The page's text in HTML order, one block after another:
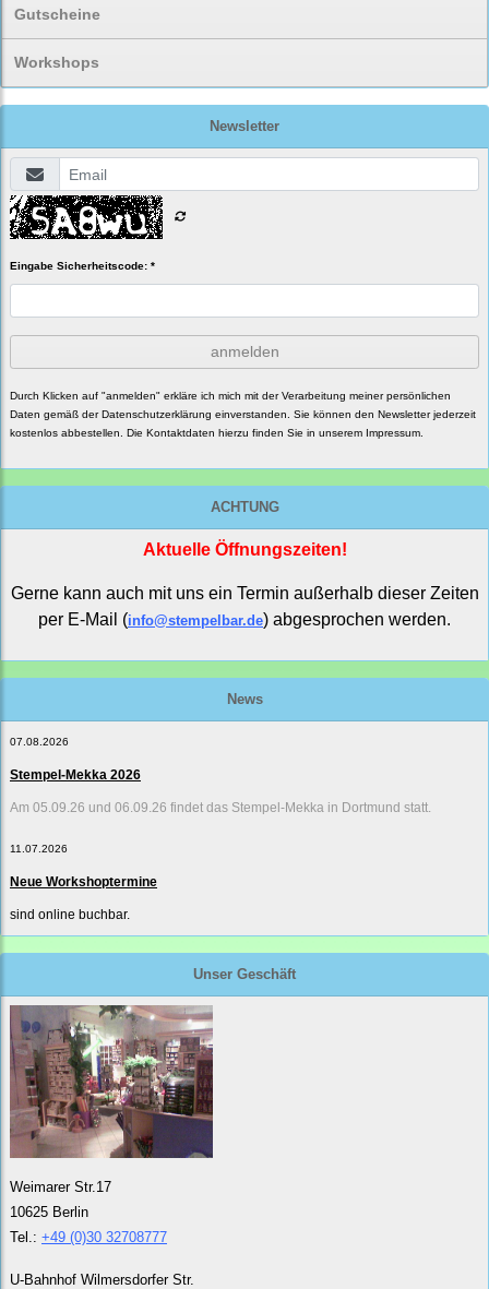
Gutscheine
Workshops
Newsletter
Eingabe Sicherheitscode: *
anmelden
Durch Klicken auf "anmelden" erkläre ich mich mit der Verarbeitung meiner persönlichen
Daten gemäß derDatenschutzerklärung einverstanden. Sie können den Newsletter jederzeit
kostenlos abbestellen. Die Kontaktdaten hierzu finden Sie in unserem Impressum.
ACHTUNG
Aktuelle Öffnungszeiten!
Gerne kann auch mit uns ein Termin außerhalb dieser Zeiten
per E-Mail (info@stempelbar.de) abgesprochen werden.
News
07.08.2026
Stempel-Mekka 2026
Am 05.09.26 und 06.09.26 findet das Stempel-Mekka in Dortmund statt.
11.07.2026
Neue Workshoptermine
sind online buchbar.
Unser Geschäft
Weimarer Str.17
10625 Berlin
Tel.: +49 (0)30 32708777
U-Bahnhof Wilmersdorfer Str.